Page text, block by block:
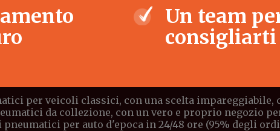
Un team
consigliarti
per veicoli classici, con una scelta impareggiabile,
da collezione, con un vero e proprio negozio
per auto d'epoca in 24/48 ore (95% degli